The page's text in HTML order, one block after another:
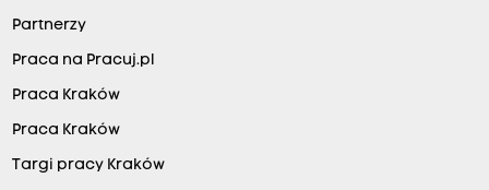
Partnerzy
Praca na Pracuj.pl
Praca Kraków
Praca Kraków
Targi pracy Kraków